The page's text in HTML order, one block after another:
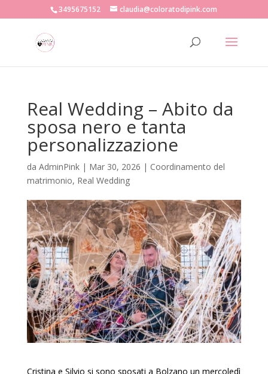
3495675152 claudia@coloratodipink.com
Real Wedding – Abito da
sposa nero e tanta
personalizzazione
da AdminPink| Mar 30, 2026 | Coordinamento del
matrimonio, Real Wedding
Cristina e Silvio si sono sposati a Bolzano un mercoledì